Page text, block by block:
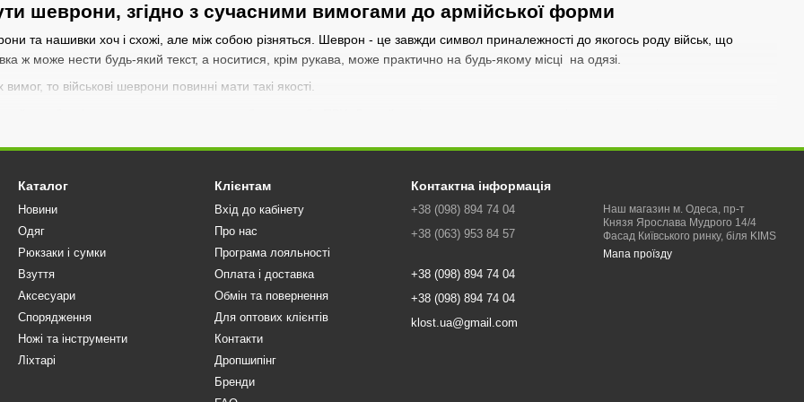
шеврони, згідно з сучасними вимогами до армійської форми
та нашивки хоч і схожі, але між собою різняться. Шеврон - це завжди символ приналежності до якогось роду військ, що
ж може нести будь-який текст, а носитися, крім рукава, може практично на будь-якому місці на одязі.
то військові шеврони повинні мати такі якості.
тільки машинна вишивка гарантує високу точність та чіткість складних зображень. Якщо ж основа – ПВХ, то тільки якась стійка
Шеврони повинні добре чинити опір механічному стиранню, не вбирати воду і бруд, легко переносити прання і не
та носінні.
Якщо мова йде про камуфляжні шеврони, то їх забарвлення має збігатися з рештою уніформи. В інших випадках повинні бути
Наприклад, олива чи темно-зелений, коли йдеться про емблеми сухопутних військ. Або чорний чи темно-синій, коли
символіку.
Шеврони можуть як намертво пришиватися за допомогою звичайних голки з ниткою, так і кріпитися за рахунок велкро-липучок.
надійний, зате зручніший.
носіння шеврони не повинні заважати рухам. І максимально щільно прилягати до одягу, щоби не чіплятися за
Каталог
Новини
Одяг
Рюкзаки і сумки
Взуття
Аксесуари
Спорядження
Ножі та інструменти
Ліхтарі
Клієнтам
Вхід до кабінету
Про нас
Програма лояльності
Оплата і доставка
Обмін та повернення
Для оптових клієнтів
Контакти
Дропшипінг
Бренди
Контактна інформація
+38 (098) 894 74 04
+38 (063) 953 84 57
+38 (098) 894 74 04
+38 (098) 894 74 04
klost.ua@gmail.com
Наш магазин м. Одеса, пр-т
Князя Ярослава Мудрого 14/4
Фасад Київського ринку, біля KIMS
Мапа проїзду